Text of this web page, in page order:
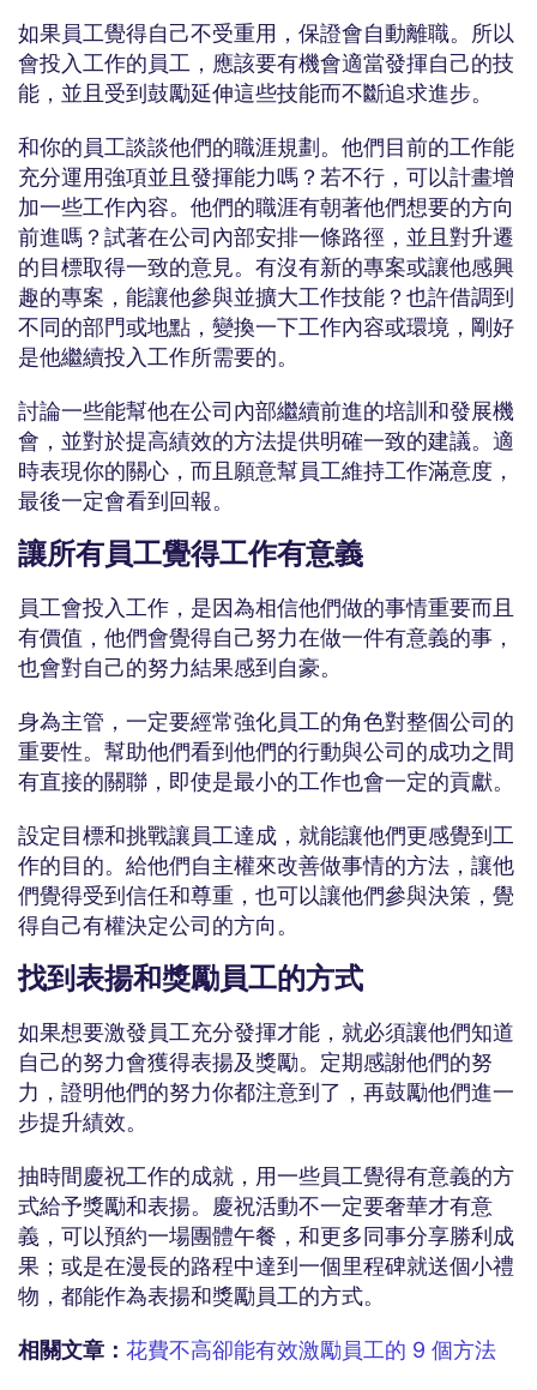
如果員工覺得自己不受重用，保證會自動離職。所以
會投入工作的員工，應該要有機會適當發揮自己的技
能，並且受到鼓勵延伸這些技能而不斷追求進步。
和你的員工談談他們的職涯規劃。他們目前的工作能
充分運用強項並且發揮能力嗎？若不行，可以計畫增
加一些工作內容。他們的職涯有朝著他們想要的方向
前進嗎？試著在公司內部安排一條路徑，並且對升遷
的目標取得一致的意見。有沒有新的專案或讓他感興
趣的專案，能讓他參與並擴大工作技能？也許借調到
不同的部門或地點，變換一下工作內容或環境，剛好
是他繼續投入工作所需要的。
討論一些能幫他在公司內部繼續前進的培訓和發展機
會，並對於提高績效的方法提供明確一致的建議。適
時表現你的關心，而且願意幫員工維持工作滿意度，
最後一定會看到回報。
讓所有員工覺得工作有意義
員工會投入工作，是因為相信他們做的事情重要而且
有價值，他們會覺得自己努力在做一件有意義的事，
也會對自己的努力結果感到自豪。
身為主管，一定要經常強化員工的角色對整個公司的
重要性。幫助他們看到他們的行動與公司的成功之間
有直接的關聯，即使是最小的工作也會一定的貢獻。
設定目標和挑戰讓員工達成，就能讓他們更感覺到工
作的目的。給他們自主權來改善做事情的方法，讓他
們覺得受到信任和尊重，也可以讓他們參與決策，覺
得自己有權決定公司的方向。
找到表揚和獎勵員工的方式
如果想要激發員工充分發揮才能，就必須讓他們知道
自己的努力會獲得表揚及獎勵。定期感謝他們的努
力，證明他們的努力你都注意到了，再鼓勵他們進一
步提升績效。
抽時間慶祝工作的成就，用一些員工覺得有意義的方
式給予獎勵和表揚。慶祝活動不一定要奢華才有意
義，可以預約一場團體午餐，和更多同事分享勝利成
果；或是在漫長的路程中達到一個里程碑就送個小禮
物，都能作為表揚和獎勵員工的方式。
相關文章： 花費不高卻能有效激勵員工的 9 個方法